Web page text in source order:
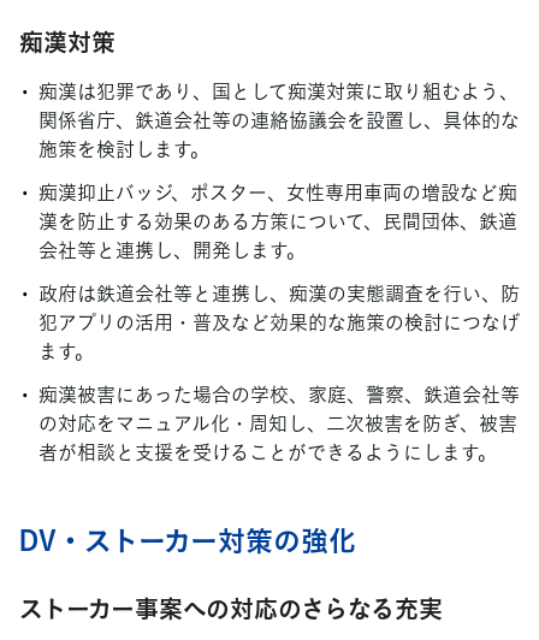
痴漢対策
痴漢は犯罪であり、国として痴漢対策に取り組むよう、
関係省庁、鉄道会社等の連絡協議会を設置し、具体的な
施策を検討します。
痴漢抑止バッジ、ポスター、女性専用車両の増設など痴
漢を防止する効果のある方策について、民間団体、鉄道
会社等と連携し、開発します。
政府は鉄道会社等と連携し、痴漢の実態調査を行い、防
犯アプリの活用・普及など効果的な施策の検討につなげ
ます。
痴漢被害にあった場合の学校、家庭、警察、鉄道会社等
の対応をマニュアル化・周知し、二次被害を防ぎ、被害
者が相談と支援を受けることができるようにします。
DV・ストーカー対策の強化
ストーカー事案への対応のさらなる充実